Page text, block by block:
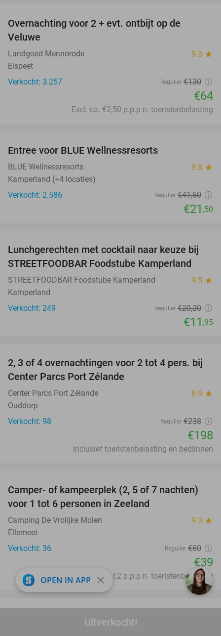
Uitverkocht!
Overnachting voor 2 + evt. ontbijt op de
Veluwe
Landgoed Mennorode 9.3 star
Elspeet
Verkocht: 3.257
Regulier €130
€64
Excl. ca. €2,50 p.p.p.n. toeristenbelasting
Entree voor BLUE Wellnessresorts
BLUE Wellnessresorts 8.8 star
Kamperland (+4 locaties)
Verkocht: 2.586
Regulier €41,50
€21 ,50
41%
Lunchgerechten met cocktail naar keuze bij
STREETFOODBAR Foodstube Kamperland
STREETFOODBAR Foodstube Kamperland 9.5 star
Kamperland
Verkocht: 249
Regulier €20,20
€11 ,95
17%
2, 3 of 4 overnachtingen voor 2 tot 4 pers. bij
Center Parcs Port Zélande
Center Parcs Port Zélande 8.9 star
Ouddorp
Verkocht: 98
Regulier €238
€198
Inclusief toeristenbelasting en bedlinnen
35%
Camper- of kampeerplek (2, 5 of 7 nachten)
voor 1 tot 6 personen in Zeeland
Camping De Vrolijke Molen 9.3 star
Ellemeet
Verkocht: 36
Regulier €60
€39
Excl. ca. €2 p.p.p.n. toeristenbelasting
favorite_border
Overnachting voor 2 + wellness + evt. ontbijt
OPEN IN APP close